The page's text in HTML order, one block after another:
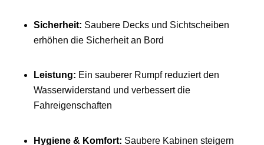
Sicherheit: Saubere Decks und Sichtscheiben
erhöhen die Sicherheit an Bord
Leistung: Ein sauberer Rumpf reduziert den
Wasserwiderstand und verbessert die
Fahreigenschaften
Hygiene & Komfort: Saubere Kabinen steigern